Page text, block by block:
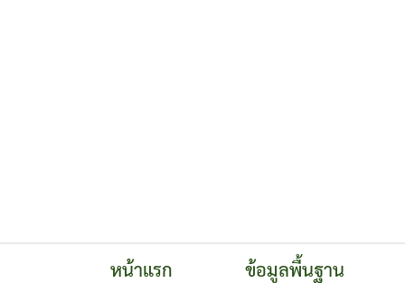
ข้อมูลพื้นฐาน
หน้าแรก